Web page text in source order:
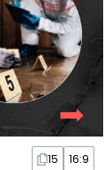
15 16:9